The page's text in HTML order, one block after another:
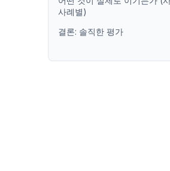
사례별)
결론: 솔직한 평가